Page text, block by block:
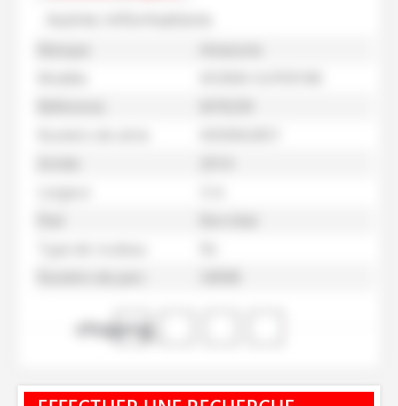
shopping_cart